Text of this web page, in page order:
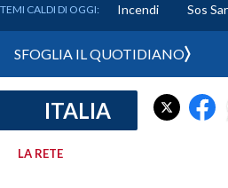
CRONACA SARDEGNA
TEMI CALDI DI OGGI: Incendi Sos
SFOGLIA IL QUOTIDIANO
ITALIA
LA RETE